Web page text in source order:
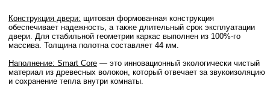
Конструкция двери: щитовая формованная конструкция
обеспечивает надежность, а также длительный срок эксплуатации
двери. Для стабильной геометрии каркас выполнен из 100%-го
массива. Толщина полотна составляет 44 мм.
Наполнение: Smart Core — это инновационный экологически чистый
материал из древесных волокон, который отвечает за звукоизоляцию
и сохранение тепла внутри комнаты.